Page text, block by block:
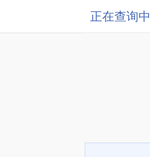
正在查询中